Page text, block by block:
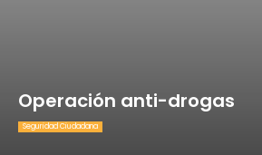
Operación anti-drogas
Seguridad Ciudadana